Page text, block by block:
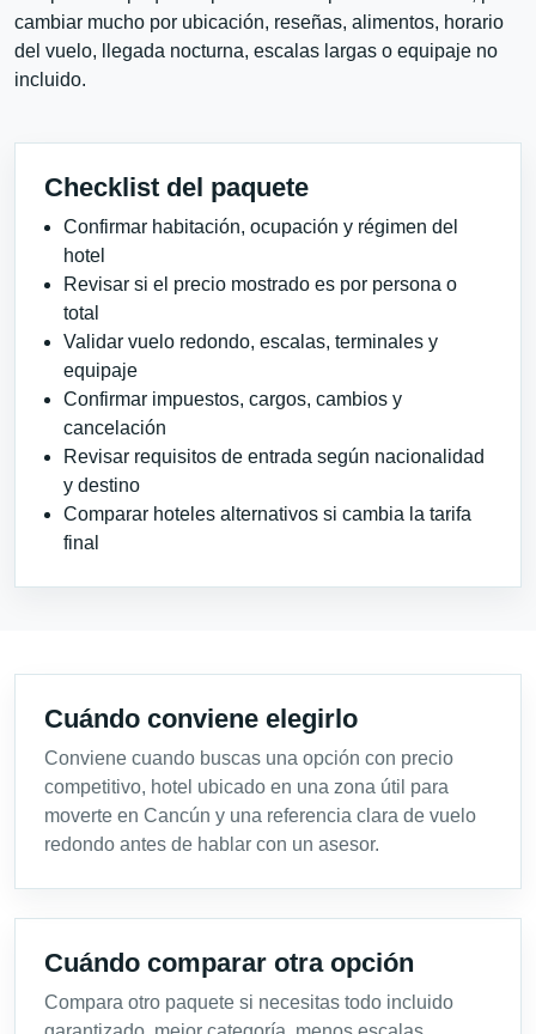
cambiar mucho por ubicación, reseñas, alimentos, horario
del vuelo, llegada nocturna, escalas largas o equipaje no
incluido.
Checklist del paquete
Confirmar habitación, ocupación y régimen del
hotel
Revisar si el precio mostrado es por persona o
total
Validar vuelo redondo, escalas, terminales y
equipaje
Confirmar impuestos, cargos, cambios y
cancelación
Revisar requisitos de entrada según nacionalidad
y destino
Comparar hoteles alternativos si cambia la tarifa
final
Cuándo conviene elegirlo
Conviene cuando buscas una opción con precio
competitivo, hotel ubicado en una zona útil para
moverte en Cancún y una referencia clara de vuelo
redondo antes de hablar con un asesor.
Cuándo comparar otra opción
Compara otro paquete si necesitas todo incluido